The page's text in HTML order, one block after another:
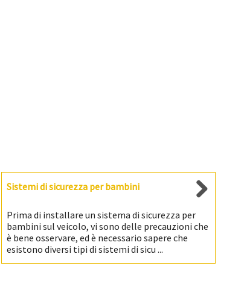
Sistemi di sicurezza per bambini
Prima di installare un sistema di sicurezza per
bambini sul veicolo, vi sono delle precauzioni che
è bene osservare, ed è necessario sapere che
esistono diversi tipi di sistemi di sicu ...